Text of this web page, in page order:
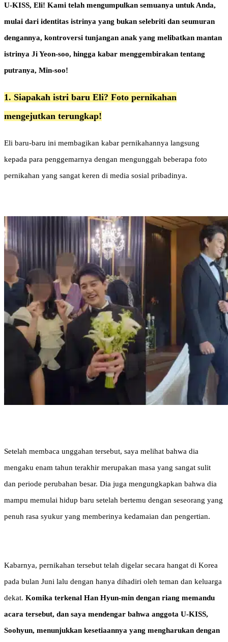
U-KISS, Eli! Kami telah mengumpulkan semuanya untuk Anda,
mulai dari identitas istrinya yang bukan selebriti dan seumuran
dengannya, kontroversi tunjangan anak yang melibatkan mantan
istrinya Ji Yeon-soo, hingga kabar menggembirakan tentang
putranya, Min-soo!
1. Siapakah istri baru Eli? Foto pernikahan
mengejutkan terungkap!
Eli baru-baru ini membagikan kabar pernikahannya langsung
kepada para penggemarnya dengan mengunggah beberapa foto
pernikahan yang sangat keren di media sosial pribadinya.
Setelah membaca unggahan tersebut, saya melihat bahwa dia
mengaku enam tahun terakhir merupakan masa yang sangat sulit
dan periode perubahan besar. Dia juga mengungkapkan bahwa dia
mampu memulai hidup baru setelah bertemu dengan seseorang yang
penuh rasa syukur yang memberinya kedamaian dan pengertian.
Kabarnya, pernikahan tersebut telah digelar secara hangat di Korea
pada bulan Juni lalu dengan hanya dihadiri oleh teman dan keluarga
dekat. Komika terkenal Han Hyun-min dengan riang memandu
acara tersebut, dan saya mendengar bahwa anggota U-KISS,
Soohyun, menunjukkan kesetiaannya yang mengharukan dengan